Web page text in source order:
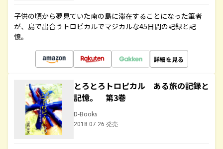
子供の頃から夢見ていた南の島に滞在することになった筆者
が、島で出合うトロピカルでマジカルな45日間の記録と記
憶。
詳細を見る
とろとろトロピカル ある旅の記録と
記憶。 第3巻
D-Books
2018.07.26 発売